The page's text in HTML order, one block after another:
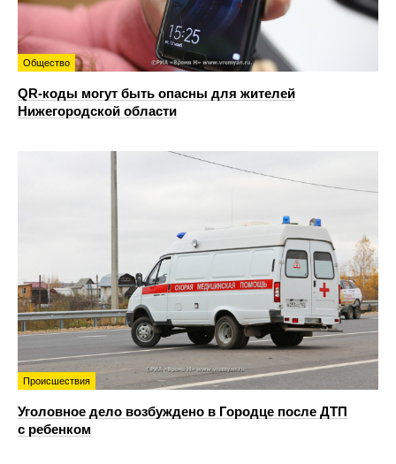
Общество
QR-коды могут быть опасны для жителей
Нижегородской области
Происшествия
Уголовное дело возбуждено в Городце после ДТП
с ребенком